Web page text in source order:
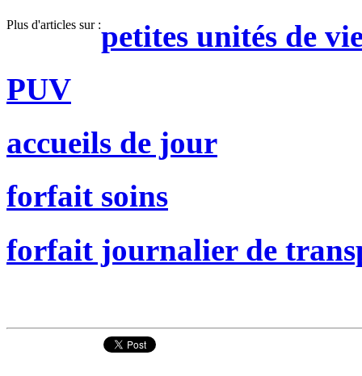
Plus d'articles sur :petites unités de
PUV
accueils de jour
forfait soins
forfait journalier de